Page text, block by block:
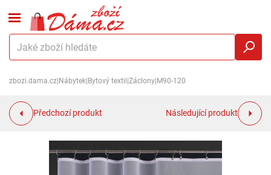
zbozi.dama.cz Nábytek Bytový textil Záclony M90-120
Předchozí produkt Následující produkt